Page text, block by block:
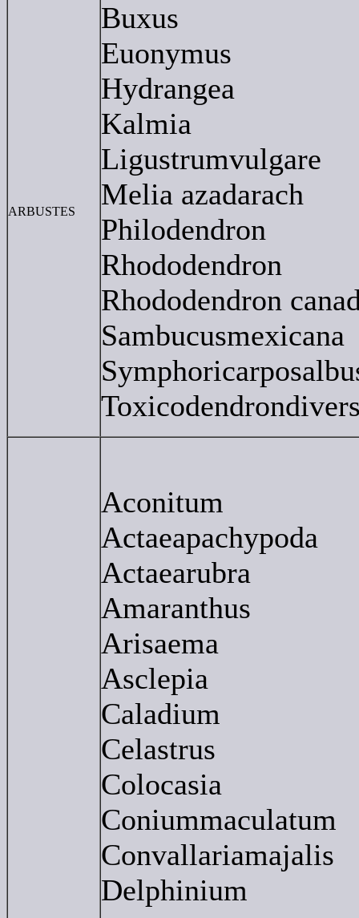
ARBUSTES
Buxus
Euonymus
Hydrangea
Kalmia
Ligustrumvulgare
Melia azadarach
Philodendron
Rhododendron
Rhododendron
Sambucusmexicana
Aconitum
Actaeapachypoda
Actaearubra
Amaranthus
Arisaema
Asclepia
Caladium
Celastrus
Colocasia
Coniummaculatum
Convallariamajalis
Delphinium